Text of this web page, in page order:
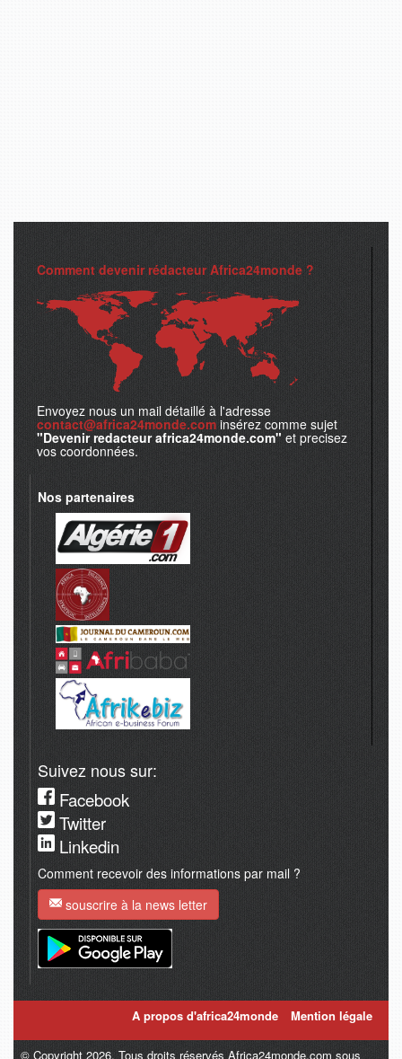
Comment devenir rédacteur Africa24monde ?
Envoyez nous un mail détaillé à l'adresse
contact@africa24monde.com insérez comme sujet
"Devenir redacteur africa24monde.com" et precisez
vos coordonnées.
Nos partenaires
Suivez nous sur:
Facebook
Twitter
Linkedin
Comment recevoir des informations par mail ?
souscrire à la news letter
A propos d'africa24monde Mention légale
© Copyright 2026. Tous droits réservés Africa24monde.com sous